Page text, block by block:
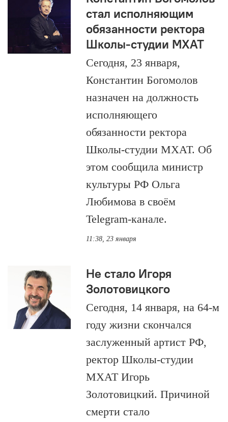
стал исполняющим
обязанности ректора
Школы-студии МХАТ
Сегодня, 23 января,
Константин Богомолов
назначен на должность
исполняющего
обязанности ректора
Школы-студии МХАТ. Об
этом сообщила министр
культуры РФ Ольга
Любимова в своём
Telegram-канале.
11:38, 23 января
Не стало Игоря
Золотовицкого
Сегодня, 14 января, на 64-м
году жизни скончался
заслуженный артист РФ,
ректор Школы-студии
МХАТ Игорь
Золотовицкий. Причиной
смерти стало